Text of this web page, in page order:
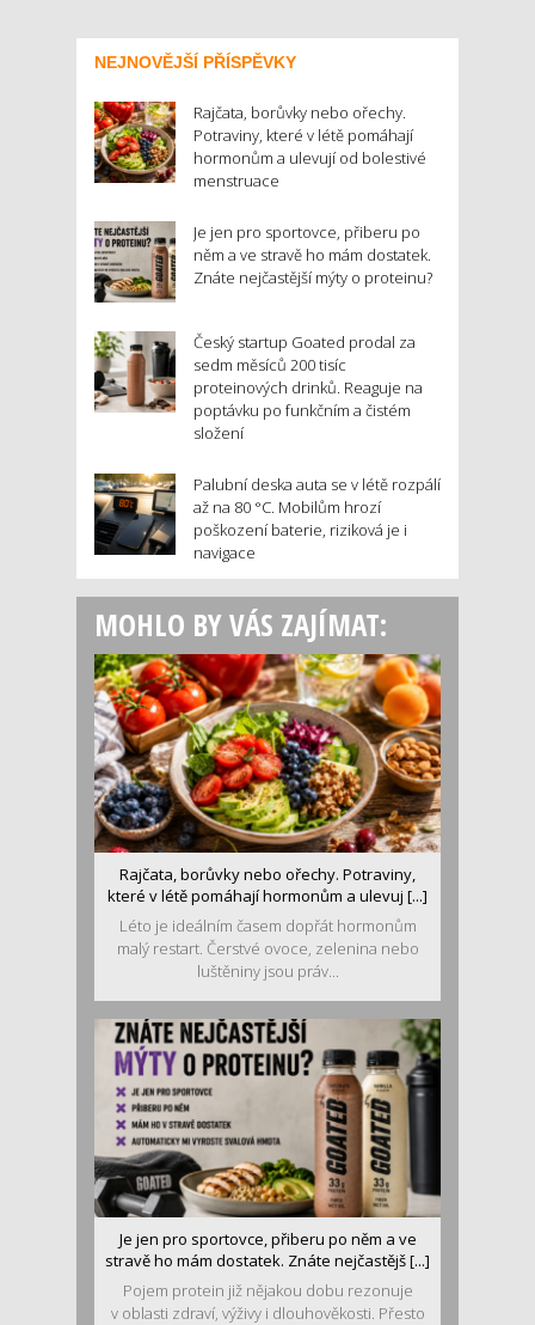
NEJNOVĚJŠÍ PŘÍSPĚVKY
Rajčata, borůvky nebo ořechy.
Potraviny, které v létě pomáhají
hormonům a ulevují od bolestivé
menstruace
Je jen pro sportovce, přiberu po
něm a ve stravě ho mám dostatek.
Znáte nejčastější mýty o proteinu?
Český startup Goated prodal za
sedm měsíců 200 tisíc
proteinových drinků. Reaguje na
poptávku po funkčním a čistém
složení
Palubní deska auta se v létě rozpálí
až na 80 °C. Mobilům hrozí
poškození baterie, riziková je i
navigace
MOHLO BY VÁS ZAJÍMAT:
Rajčata, borůvky nebo ořechy. Potraviny,
které v létě pomáhají hormonům a ulevuj [...]
Léto je ideálním časem dopřát hormonům
malý restart. Čerstvé ovoce, zelenina nebo
luštěniny jsou práv...
Je jen pro sportovce, přiberu po něm a ve
stravě ho mám dostatek. Znáte nejčastějš [...]
Pojem protein již nějakou dobu rezonuje
v oblasti zdraví, výživy i dlouhověkosti. Přesto